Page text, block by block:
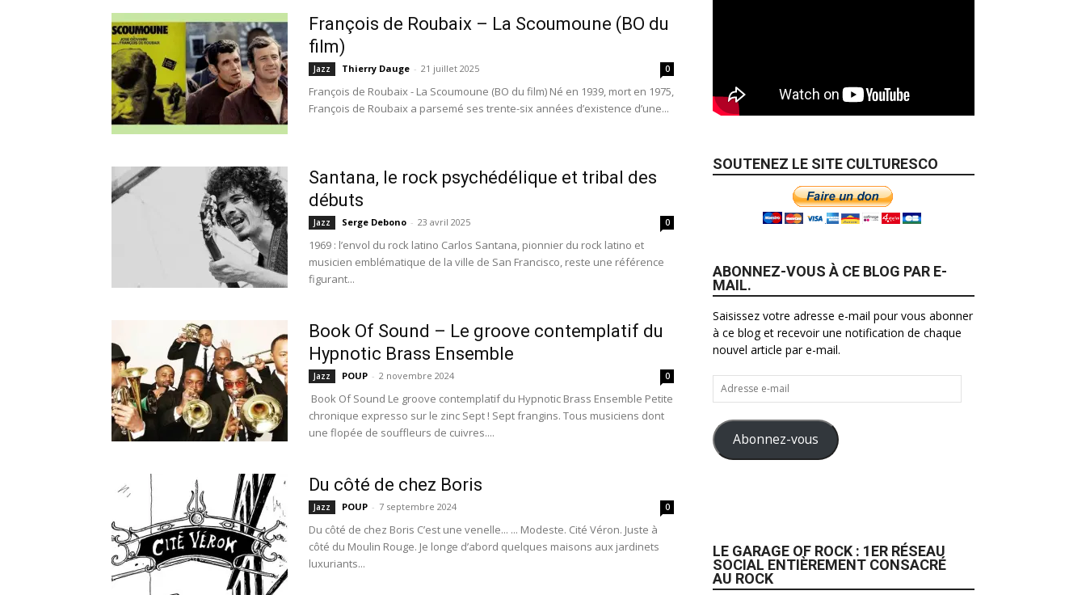
François de Roubaix – La Scoumoune (BO du
film)
Jazz Thierry Dauge - 21 juillet 2025 0
François de Roubaix - La Scoumoune (BO du film) Né en 1939, mort en 1975,
François de Roubaix a parsemé ses trente-six années d’existence d’une...
Santana, le rock psychédélique et tribal des
débuts
Jazz Serge Debono - 23 avril 2025 0
1969 : l’envol du rock latino Carlos Santana, pionnier du rock latino et
musicien emblématique de la ville de San Francisco, reste une référence
figurant...
Book Of Sound – Le groove contemplatif du
Hypnotic Brass Ensemble
Jazz POUP - 2 novembre 2024 0
Book Of Sound Le groove contemplatif du Hypnotic Brass Ensemble Petite
chronique expresso sur le zinc Sept ! Sept frangins. Tous musiciens dont
une flopée de souffleurs de cuivres....
Du côté de chez Boris
Jazz POUP - 7 septembre 2024 0
Du côté de chez Boris C’est une venelle... ... Modeste. Cité Véron. Juste à
côté du Moulin Rouge. Je longe d’abord quelques maisons aux jardinets
luxuriants...
SOUTENEZ LE SITE CULTURESCO
ABONNEZ-VOUS À CE BLOG PAR E-
MAIL.
Saisissez votre adresse e-mail pour vous abonner
à ce blog et recevoir une notification de chaque
nouvel article par e-mail.
Adresse
e-
mail
Abonnez-vous
LE GARAGE OF ROCK : 1ER RÉSEAU
SOCIAL ENTIÈREMENT CONSACRÉ
AU ROCK